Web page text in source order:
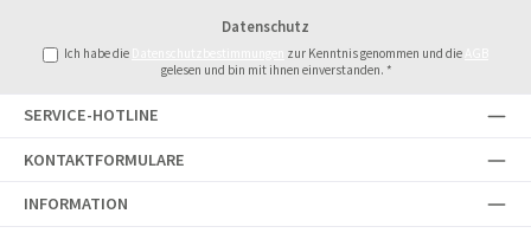
Datenschutz
Ich habe die zur Kenntnis genommen und die
gelesen und bin mit ihnen einverstanden.*
SERVICE-HOTLINE
KONTAKTFORMULARE
INFORMATION